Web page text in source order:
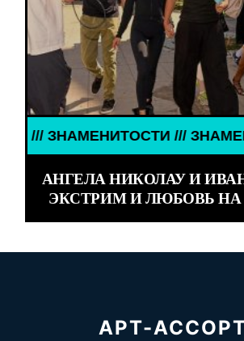
///
АНГЕЛА НИКОЛАУ И
ЭКСТРИМ И ЛЮБОВЬ
АРТ-